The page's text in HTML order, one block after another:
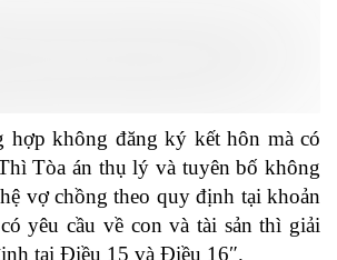
hợp không đăng ký kết hôn mà có
Tòa án thụ lý và tuyên bố không
vợ chồng theo quy định tại khoản
yêu cầu về con và tài sản thì giải
tại Điều 15 và Điều 16″.